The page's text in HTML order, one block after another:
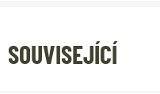
SOUVISEJÍCÍ